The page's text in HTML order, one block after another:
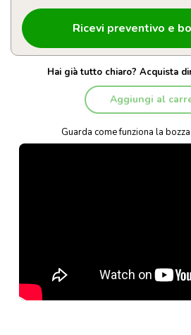
Hai già tutto chiaro? Acquista
Aggiungi al
Guarda come funziona la